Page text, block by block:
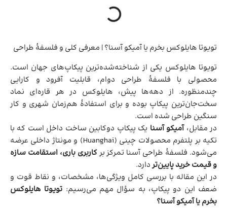
تویوتا هایلوکس بخرم یا آمیکو آسنا؟ | معرفی کلی و فلسفهٔ طراحی
تویوتا هایلوکس یکی از شناخته‌شده‌ترین پیکاپ‌های جهان است.
محصولی با فلسفهٔ طراحی دوام، قابلیت آفرود و کارایی
چندمنظوره. از دهه‌ها پیش، هایلوکس در هر قاره‌ای نماد
سخت‌جان‌ترین پیکاپ بوده و برای استفادهٔ هم‌زمان شهری و کار
سنگین طراحی شده است.
در مقابل،آمیکو آسنا یک پیکاپ دوکابین ساخت داخل است که با
تکیه بر پلتفرم محصولات چینی (Huanghai) و مونتاژ داخلی عرضه
می‌شود. فلسفهٔ طراحی آسنا تمرکز برکاربری باری، استقامت سازه
و قیمت خرید پایین‌تردارد.
در این مقاله با بررسی کامل ویژگی‌ها، مشخصات، و نقاط قوت و
ضعف این دو پیکاپ، به سؤال مهم می‌رسیم: تویوتا هایلوکس
بخرم یا آمیکو آسنا؟